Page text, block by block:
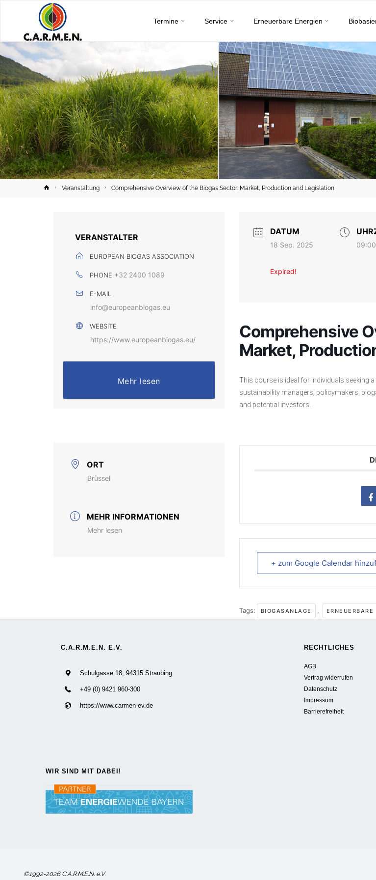
Termine Service Erneuerbare Energien
HomeVeranstaltung Comprehensive Overview of the Biogas Sector: Market, Production and Legislation
VERANSTALTER
EUROPEAN BIOGAS ASSOCIATION
PHONE +32 2400 1089
E-MAIL
info@europeanbiogas.eu
WEBSITE
https://www.europeanbiogas.eu/
Mehr lesen
ORT
Brüssel
MEHR INFORMATIONEN
Mehr lesen
DATUM
18 Sep. 2025
Expired!
Comprehensive
Market,
This course is ideal for individuals seeking
sustainability managers, policymakers,
and potential investors.
+ zum Google Calendar
Tags: BIOGASANLAGE , ERNEUERBARE
C.A.R.M.E.N. E.V.
Schulgasse 18, 94315 Straubing
+49 (0) 9421 960-300
https://www.carmen-ev.de
RECHTLICHES
AGB
Vertrag widerrufen
Datenschutz
Impressum
Barrierefreiheit
WIR SIND MIT DABEI!
©1992-2026 C.A.R.M.E.N. e.V.